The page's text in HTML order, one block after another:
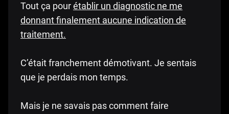
Tout ça pourétablir un diagnostic ne me
donnant finalement aucune indication de
traitement.
C’était franchement démotivant. Je sentais
que je perdais mon temps.
Mais je ne savais pas comment faire